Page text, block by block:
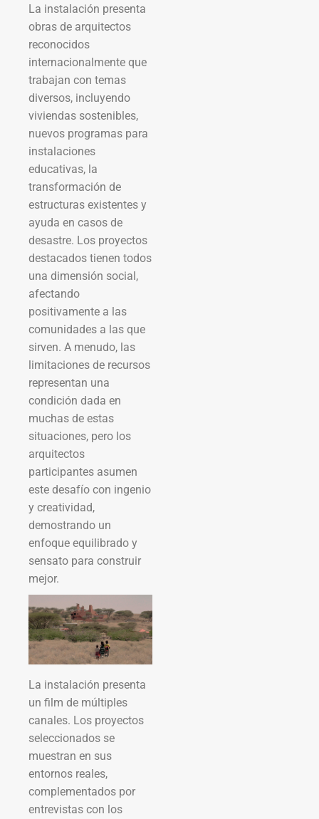
La instalación presenta
obras de arquitectos
reconocidos
internacionalmente que
trabajan con temas
diversos, incluyendo
viviendas sostenibles,
nuevos programas para
instalaciones
educativas, la
transformación de
estructuras existentes y
ayuda en casos de
desastre. Los proyectos
destacados tienen todos
una dimensión social,
afectando
positivamente a las
comunidades a las que
sirven. A menudo, las
limitaciones de recursos
representan una
condición dada en
muchas de estas
situaciones, pero los
arquitectos
participantes asumen
este desafío con ingenio
y creatividad,
demostrando un
enfoque equilibrado y
sensato para construir
mejor.
La instalación presenta
un film de múltiples
canales. Los proyectos
seleccionados se
muestran en sus
entornos reales,
complementados por
entrevistas con los